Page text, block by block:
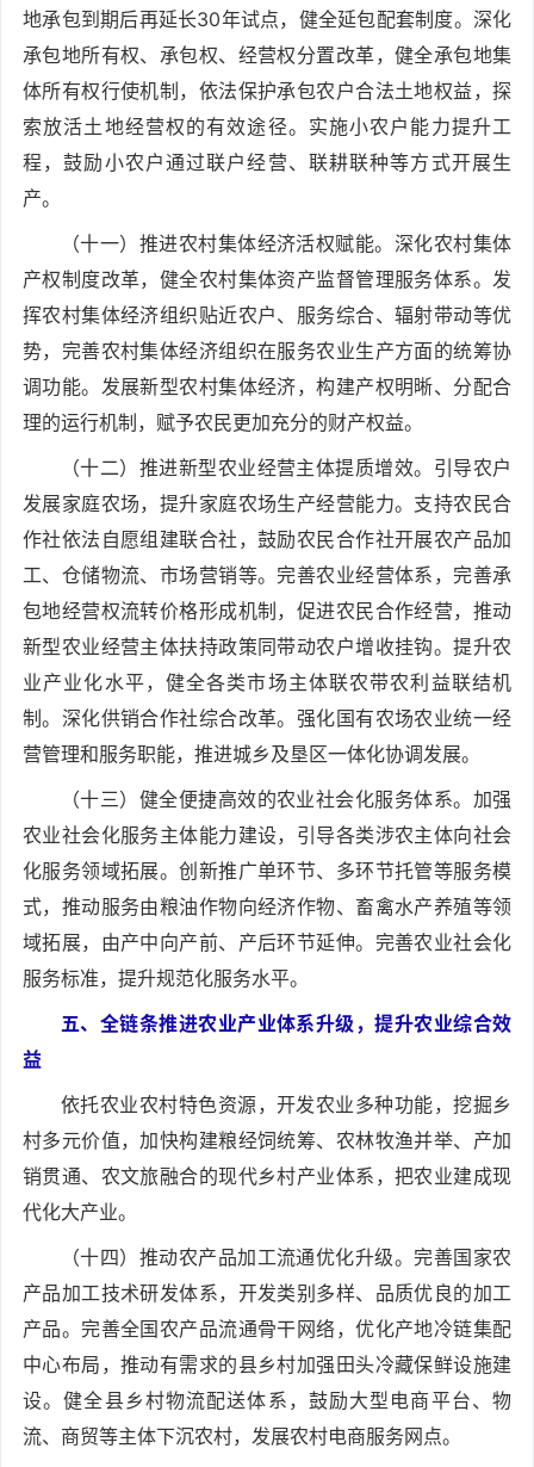
地承包到期后再延长30年试点，健全延包配套制度。深化
承包地所有权、承包权、经营权分置改革，健全承包地集
体所有权行使机制，依法保护承包农户合法土地权益，探
索放活土地经营权的有效途径。实施小农户能力提升工
程，鼓励小农户通过联户经营、联耕联种等方式开展生
产。
（十一）推进农村集体经济活权赋能。深化农村集体
产权制度改革，健全农村集体资产监督管理服务体系。发
挥农村集体经济组织贴近农户、服务综合、辐射带动等优
势，完善农村集体经济组织在服务农业生产方面的统筹协
调功能。发展新型农村集体经济，构建产权明晰、分配合
理的运行机制，赋予农民更加充分的财产权益。
（十二）推进新型农业经营主体提质增效。引导农户
发展家庭农场，提升家庭农场生产经营能力。支持农民合
作社依法自愿组建联合社，鼓励农民合作社开展农产品加
工、仓储物流、市场营销等。完善农业经营体系，完善承
包地经营权流转价格形成机制，促进农民合作经营，推动
新型农业经营主体扶持政策同带动农户增收挂钩。提升农
业产业化水平，健全各类市场主体联农带农利益联结机
制。深化供销合作社综合改革。强化国有农场农业统一经
营管理和服务职能，推进城乡及垦区一体化协调发展。
（十三）健全便捷高效的农业社会化服务体系。加强
农业社会化服务主体能力建设，引导各类涉农主体向社会
化服务领域拓展。创新推广单环节、多环节托管等服务模
式，推动服务由粮油作物向经济作物、畜禽水产养殖等领
域拓展，由产中向产前、产后环节延伸。完善农业社会化
服务标准，提升规范化服务水平。
五、全链条推进农业产业体系升级，提升农业综合效
益
依托农业农村特色资源，开发农业多种功能，挖掘乡
村多元价值，加快构建粮经饲统筹、农林牧渔并举、产加
销贯通、农文旅融合的现代乡村产业体系，把农业建成现
代化大产业。
（十四）推动农产品加工流通优化升级。完善国家农
产品加工技术研发体系，开发类别多样、品质优良的加工
产品。完善全国农产品流通骨干网络，优化产地冷链集配
中心布局，推动有需求的县乡村加强田头冷藏保鲜设施建
设。健全县乡村物流配送体系，鼓励大型电商平台、物
流、商贸等主体下沉农村，发展农村电商服务网点。